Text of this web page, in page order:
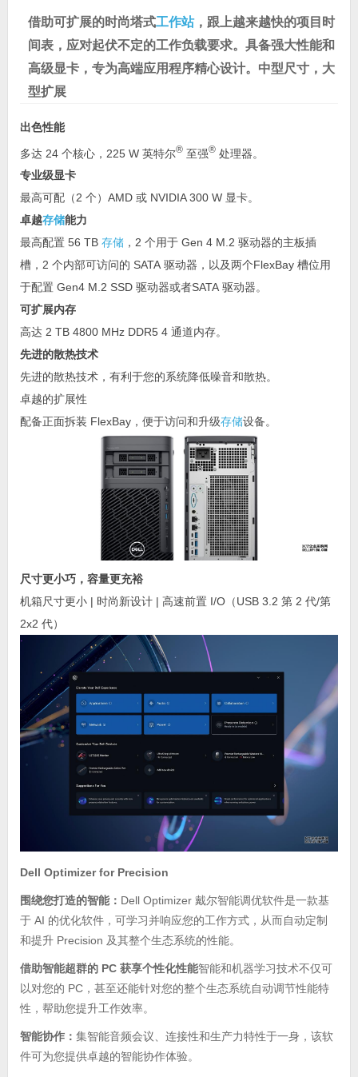
借助可扩展的时尚塔式工作站，跟上越来越快的项目时
间表，应对起伏不定的工作负载要求。具备强大性能和
高级显卡，专为高端应用程序精心设计。 中型尺寸，大
型扩展
出色性能
多达 24 个核心，225 W 英特尔®至强®处理器。
专业级显卡
最高可配（2 个）AMD 或 NVIDIA 300 W 显卡。
卓越存储能力
最高配置 56 TB 存储，2 个用于 Gen 4 M.2 驱动器的主板插
槽， 2 个内部可访问的 SATA 驱动器，以及两个FlexBay 槽位用
于配置 Gen4 M.2 SSD 驱动器或者SATA 驱动器。
可扩展内存
高达 2 TB 4800 MHz DDR5 4 通道内存。
先进的散热技术
先进的散热技术，有利于您的系统降低噪音和散热。
卓越的扩展性
配备正面拆装 FlexBay，便于访问和升级存储设备。
尺寸更小巧，容量更充裕
机箱尺寸更小 | 时尚新设计 | 高速前置 I/O（USB 3.2 第 2 代/第
2x2 代）
Dell Optimizer for Precision
围绕您打造的智能： Dell Optimizer 戴尔智能调优软件是一款基
于 AI 的优化软件，可学习并响应您的工作方式，从而自动定制
和提升 Precision 及其整个生态系统的性能。
借助智能超群的 PC 获享个性化性能智能和机器学习技术不仅可
以对您的 PC，甚至还能针对您的整个生态系统自动调节性能特
性，帮助您提升工作效率。
智能协作： 集智能音频会议、连接性和生产力特性于一身，该软
件可为您提供卓越的智能协作体验。